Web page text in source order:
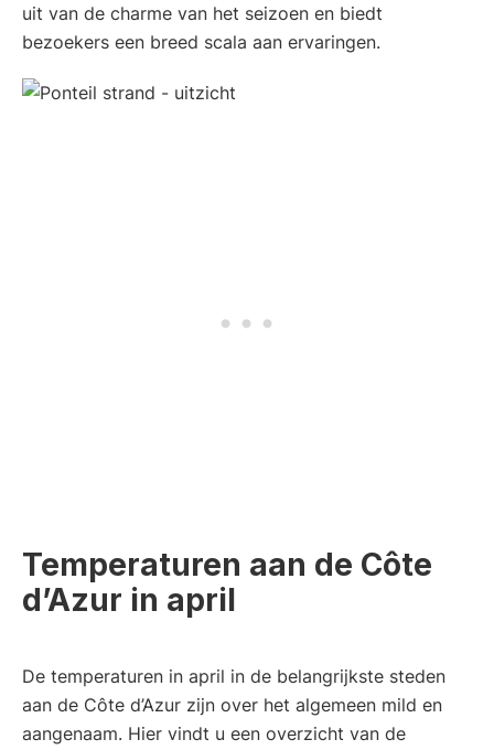
uit van de charme van het seizoen en biedt
bezoekers een breed scala aan ervaringen.
Temperaturen aan de Côte
d’Azur in april
De temperaturen in april in de belangrijkste steden
aan de Côte d’Azur zijn over het algemeen mild en
aangenaam. Hier vindt u een overzicht van de